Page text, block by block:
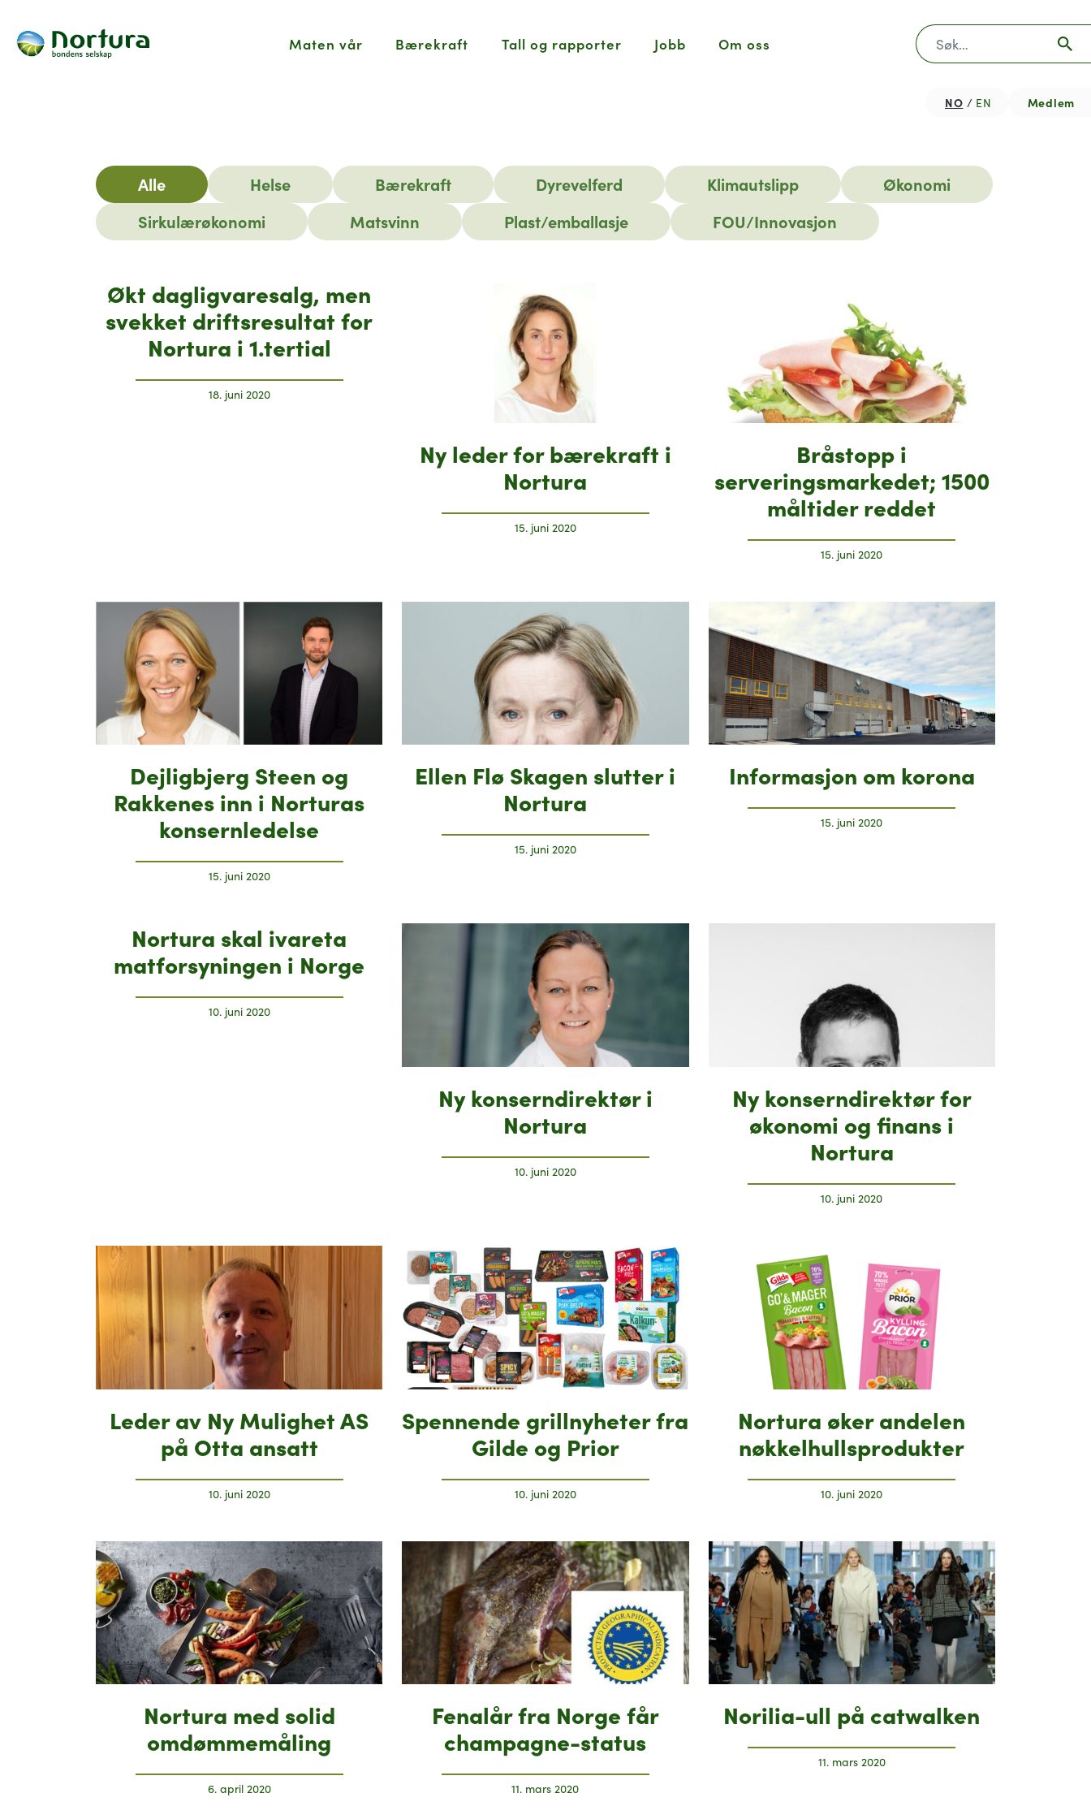
Maten vår Bærekraft Tall og rapporter Jobb Om oss Søk
Medlem
NO
EN
Alle Helse Bærekraft Dyrevelferd Klimautslipp
Økonomi
Sirkulærøkonomi
Matsvinn Plast/emballasje FOU/Innovasjon
Økt dagligvaresalg, men
svekket driftsresultat for
Nortura i 1.tertial
18. juni 2020
Ny leder for bærekraft i
Nortura
15. juni 2020
Bråstopp i
serveringsmarkedet; 1500
måltider reddet
15. juni 2020
Dejligbjerg Steen og
Rakkenes inn i Norturas
konsernledelse
15. juni 2020
Ellen Flø Skagen slutter i
Nortura
15. juni 2020
Informasjon om korona
15. juni 2020
Nortura skal ivareta
matforsyningen i Norge
10. juni 2020
Ny konserndirektør i
Nortura
10. juni 2020
Ny konserndirektør for
økonomi og finans i
Nortura
10. juni 2020
Leder av Ny Mulighet AS
på Otta ansatt
10. juni 2020
Spennende grillnyheter fra
Gilde og Prior
10. juni 2020
Nortura øker andelen
nøkkelhullsprodukter
10. juni 2020
Nortura med solid
omdømmemåling
6. april 2020
Fenalår fra Norge får
champagne-status
11. mars 2020
Norilia-ull på catwalken
11. mars 2020